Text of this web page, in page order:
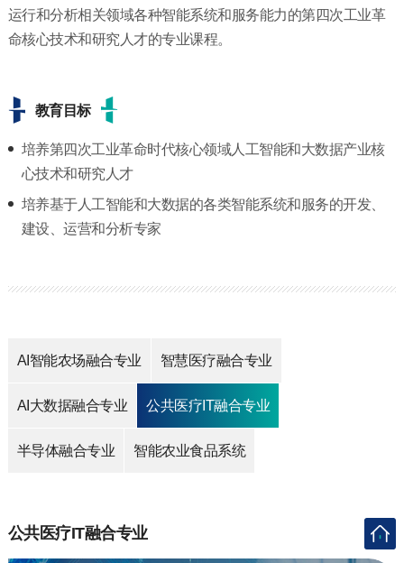
运行和分析相关领域各种智能系统和服务能力的第四次工业革
命核心技术和研究人才的专业课程。
教育目标
培养第四次工业革命时代核心领域人工智能和大数据产业核
心技术和研究人才
培养基于人工智能和大数据的各类智能系统和服务的开发、
建设、运营和分析专家
AI智能农场融合专业 智慧医疗融合专业
AI大数据融合专业 公共医疗IT融合专业
半导体融合专业 智能农业食品系统
公共医疗IT融合专业